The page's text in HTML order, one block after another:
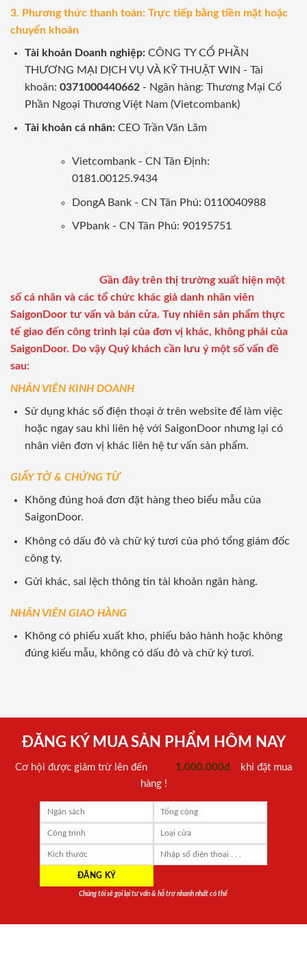
3. Phương thức thanh toán: Trực tiếp bằng tiền mặt hoặc
chuyển khoản
Tài khoản Doanh nghiệp:CÔNG TY CỔ PHẦN
THƯƠNG MẠI DỊCH VỤ VÀ KỸ THUẬT WIN - Tài
khoản: 0371000440662- Ngân hàng: Thương Mại Cổ
Phần Ngoại Thương Việt Nam (Vietcombank)
Tài khoản cá nhân: CEO Trần Văn Lãm
Vietcombank - CN Tân Định:
0181.00125.9434
DongA Bank - CN Tân Phú: 0110040988
VPbank - CN Tân Phú: 90195751
Gần đây trên thị trường xuất hiện một
số cá nhân và các tổ chức khác giả danh nhân viên
SaigonDoor tư vấn và bán cửa. Tuy nhiên sản phẩm thực
tế giao đến công trình lại của đơn vị khác, không phải của
SaigonDoor. Do vậy Quý khách cần lưu ý một số vấn đề
sau:
NHÂN VIÊN KINH DOANH
Sử dụng khác số điện thoại ở trên website để làm việc
hoặc ngay sau khi liên hệ với SaigonDoor nhưng lại có
nhân viên đơn vị khác liên hệ tư vấn sản phẩm.
GIẤY TỜ & CHỨNG TỪ
Không đúng hoá đơn đặt hàng theo biểu mẫu của
SaigonDoor.
Không có dấu đỏ và chữ ký tươi của phó tổng giám đốc
công ty.
Gửi khác, sai lệch thông tin tài khoản ngân hàng.
NHÂN VIÊN GIAO HÀNG
Không có phiếu xuất kho, phiếu bảo hành hoặc không
đúng kiểu mẫu, không có dấu đỏ và chữ ký tươi.
ĐĂNG KÝ MUA SẢN PHẨM HÔM NAY
Cơ hội được giảm trừ lên đến 1.000.000đ
khi đặt mua
hàng !
Chúng tôi sẽ gọi lại tư vấn & hỗ trợ nhanh nhất có thể